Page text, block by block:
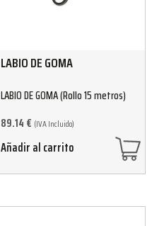
LABIO DE GOMA
LABIO DE GOMA (Rollo 15 metros)
89.14 € (IVA Incluido)
Añadir al carrito